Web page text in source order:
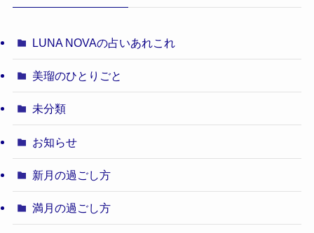
LUNA NOVAの占いあれこれ
美瑠のひとりごと
未分類
お知らせ
新月の過ごし方
満月の過ごし方